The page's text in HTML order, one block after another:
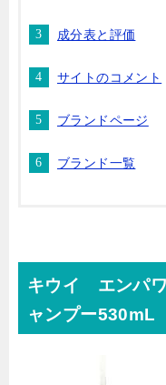
成分表と評価
サイトのコメント
ブランドページ
ブランド一覧
キウイ エンパ
ャンプー530mL